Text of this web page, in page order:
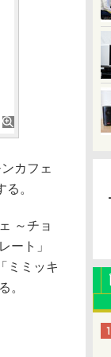
カフェ
。
～チョ
ート」
ミミッキ
。